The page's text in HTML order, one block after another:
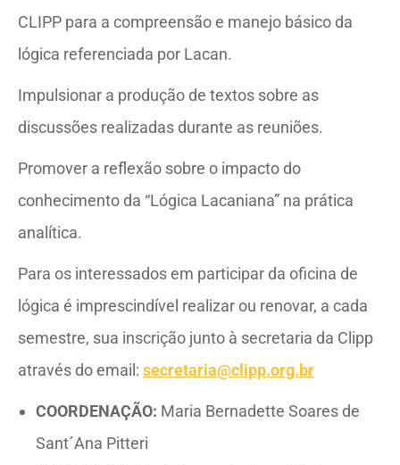
CLIPP para a compreensão e manejo básico da
lógica referenciada por Lacan.
Impulsionar a produção de textos sobre as
discussões realizadas durante as reuniões.
Promover a reflexão sobre o impacto do
conhecimento da “Lógica Lacaniana” na prática
analítica.
Para os interessados em participar da oficina de
lógica é imprescindível realizar ou renovar, a cada
semestre, sua inscrição junto à secretaria da Clipp
através do email: secretaria@clipp.org.br
COORDENAÇÃO: Maria Bernadette Soares de
Sant´Ana Pitteri